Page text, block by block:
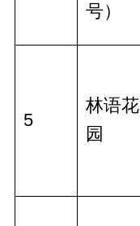
号）
5
林语花
园